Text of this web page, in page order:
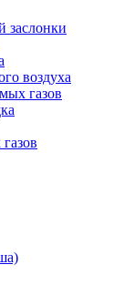
заслонки
воздуха
газов